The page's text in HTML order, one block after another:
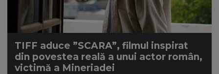
NEWS
CONTUL MEU
TIFF aduce ”SCARA”, filmul inspirat
din povestea reală a unui actor român,
victimă a Mineriadei